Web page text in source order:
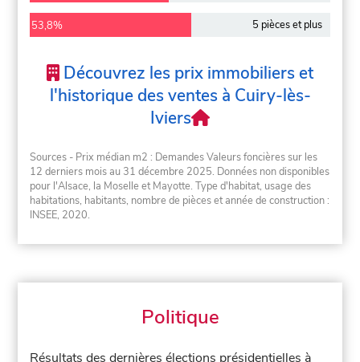
53,8% 5 pièces et plus
Découvrez les prix immobiliers et
l'historique des ventes à Cuiry-lès-
Iviers
Sources - Prix médian m2 : Demandes Valeurs foncières sur les
12 derniers mois au 31 décembre 2025. Données non disponibles
pour l'Alsace, la Moselle et Mayotte. Type d'habitat, usage des
habitations, habitants, nombre de pièces et année de construction :
INSEE, 2020.
Politique
Résultats des dernières élections présidentielles à